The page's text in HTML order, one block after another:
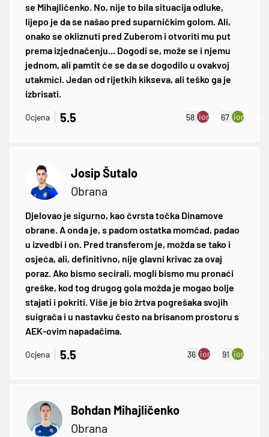
se Mihajličenko. No, nije to bila situacija odluke,
lijepo je da se našao pred suparničkim golom. Ali,
onako se okliznuti pred Zuberom i otvoriti mu put
prema izjednačenju... Dogodi se, može se i njemu
jednom, ali pamtit će se da se dogodilo u ovakvoj
utakmici. Jedan od rijetkih kikseva, ali teško ga je
izbrisati.
Ocjena 5.5 58 ion:minus
67 ion:plus
Josip Šutalo
Obrana
Djelovao je sigurno, kao čvrsta točka Dinamove
obrane. A onda je, s padom ostatka momčad, padao
u izvedbi i on. Pred transferom je, možda se tako i
osjeća, ali, definitivno, nije glavni krivac za ovaj
poraz. Ako bismo secirali, mogli bismo mu pronaći
greške, kod tog drugog gola možda je mogao bolje
stajati i pokriti. Više je bio žrtva pogrešaka svojih
suigrača i u nastavku često na brisanom prostoru s
AEK-ovim napadačima.
Ocjena 5.5 36 ion:minus
91 ion:plus
Bohdan Mihajličenko
Obrana